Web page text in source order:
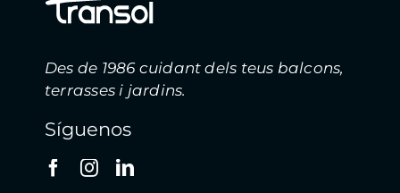
Des de 1986 cuidant dels teus balcons,
terrasses i jardins.
Síguenos